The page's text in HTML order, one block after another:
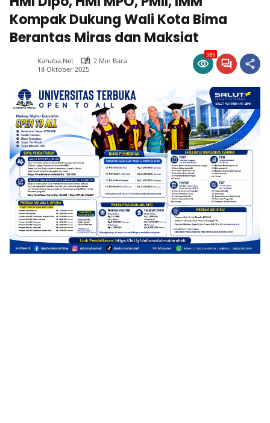
Kompak Dukung Wali Kota Bima
Berantas Miras dan Maksiat
Kahaba.net
2 Min Baca
18 Oktober 2025
389